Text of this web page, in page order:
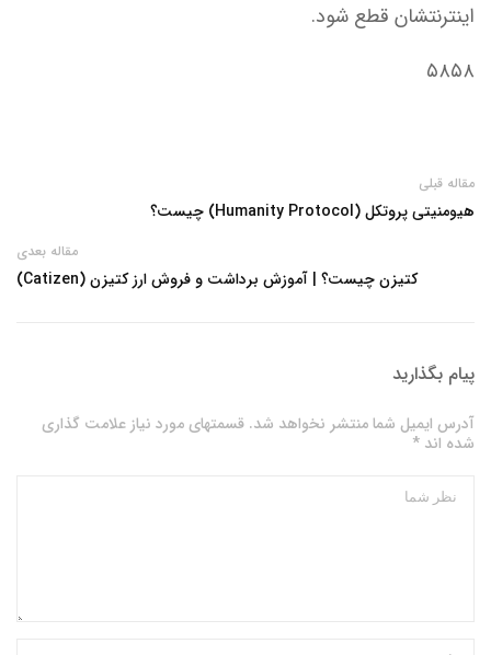
اینترنتشان قطع شود.
۵۸۵۸
مقاله قبلی
هیومنیتی پروتکل (Humanity Protocol) چیست؟
مقاله بعدی
کتیزن چیست؟ | آموزش برداشت و فروش ارز کتیزن (Catizen)
پیام بگذارید
آدرس ایمیل شما منتشر نخواهد شد. قسمتهای مورد نیاز علامت گذاری
شده اند *